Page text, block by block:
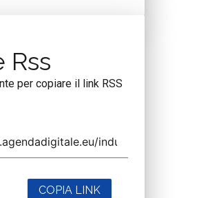
Rss
per copiare il link RSS
COPIA LINK